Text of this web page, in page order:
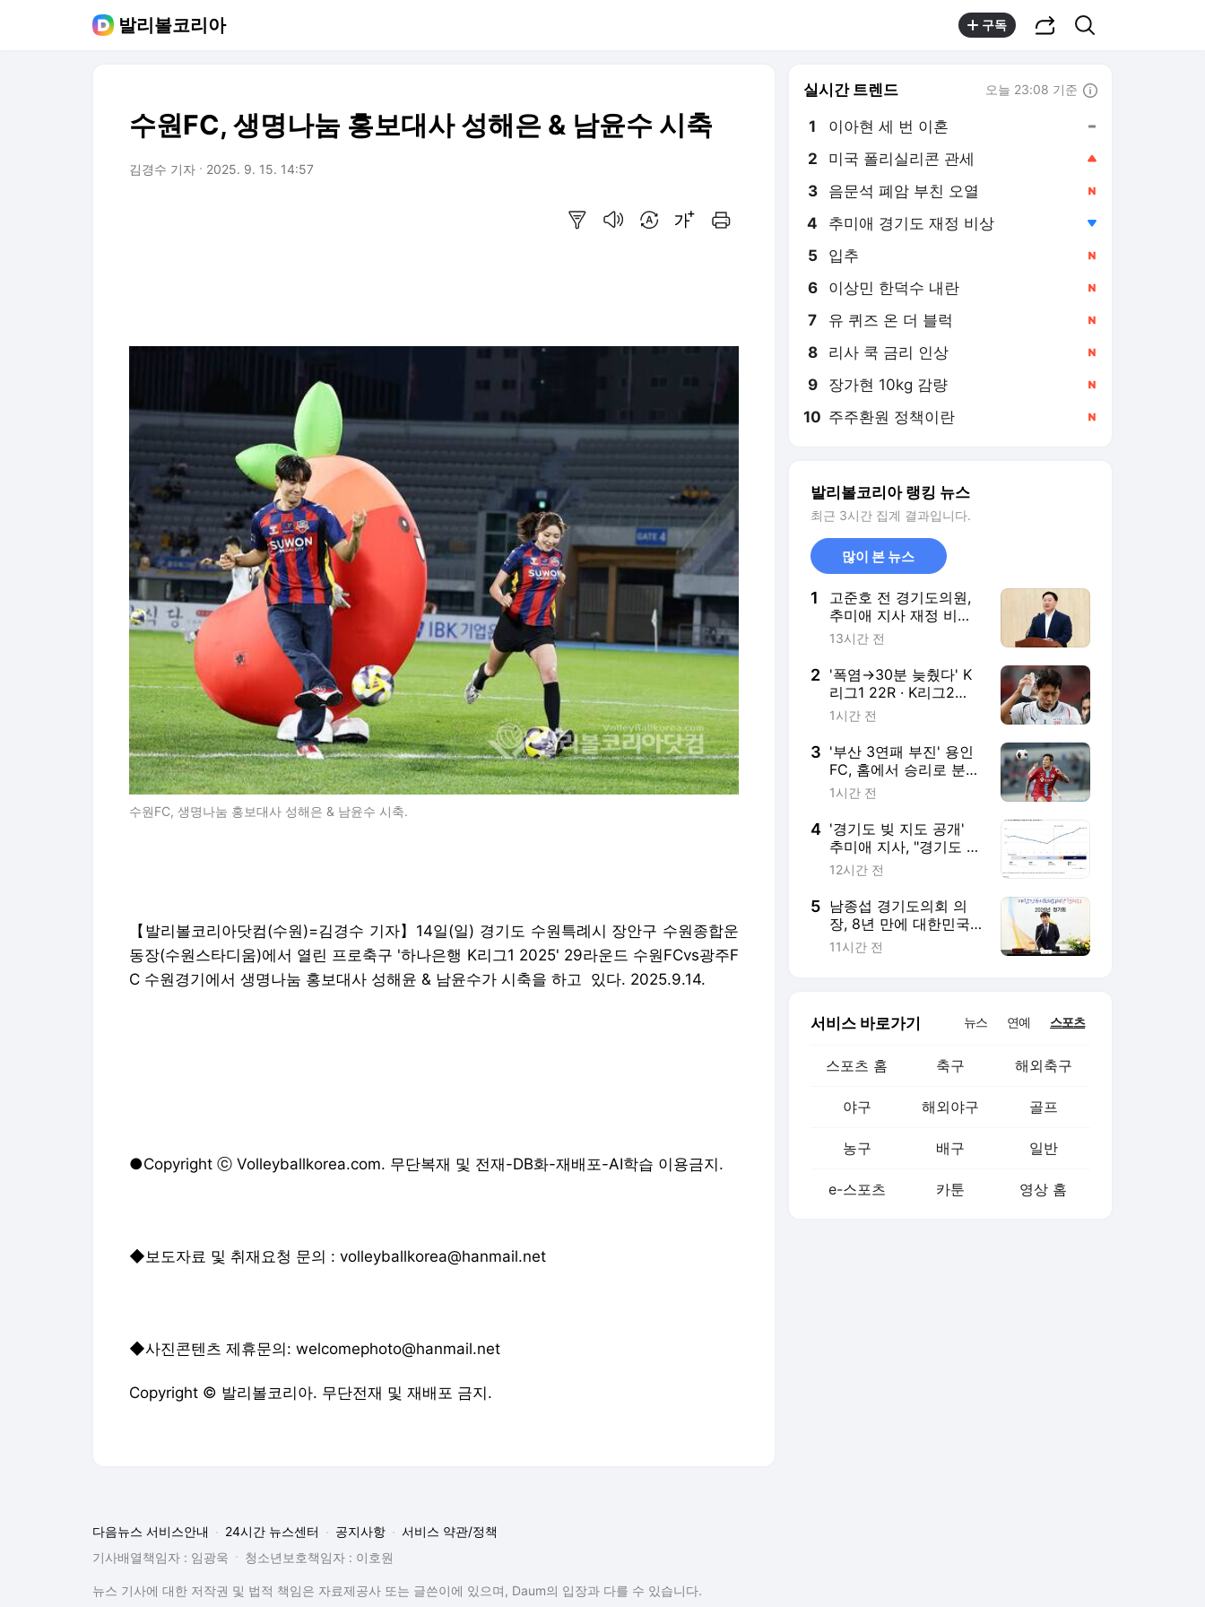
발리볼코리아 구독
수원FC, 생명나눔 홍보대사 성해은 & 남윤수 시축
김경수 기자 2025. 9. 15. 14:57
수원FC, 생명나눔 홍보대사 성해은 & 남윤수 시축.
【발리볼코리아닷컴(수원)=김경수 기자】14일(일) 경기도 수원특례시 장안구 수원종합운
동장(수원스타디움)에서 열린 프로축구 '하나은행 K리그1 2025' 29라운드 수원FCvs광주F
C 수원경기에서 생명나눔 홍보대사 성해윤 & 남윤수가 시축을 하고 있다. 2025.9.14.
●Copyright ⓒ Volleyballkorea.com. 무단복재 및 전재-DB화-재배포-AI학습 이용금지.
◆보도자료 및 취재요청 문의 : volleyballkorea@hanmail.net
◆사진콘텐츠 제휴문의: welcomephoto@hanmail.net
Copyright © 발리볼코리아. 무단전재 및 재배포 금지.
실시간 트렌드 오늘 23:08 기준
1 이아현 세 번 이혼
2 미국 폴리실리콘 관세
3 음문석 폐암 부친 오열
4 추미애 경기도 재정 비상
5 입추
6 이상민 한덕수 내란
7 유 퀴즈 온 더 블럭
8 리사 쿡 금리 인상
9 장가현 10kg 감량
10 주주환원 정책이란
발리볼코리아 랭킹 뉴스
최근 3시간 집계 결과입니다.
많이 본 뉴스
1
고준호 전 경기도의원,
추미애 지사 재정 비상
선언에 "민선 7기· 8기
하라"
13시간 전
2 '폭염→30분 늦췄다' K
리그1 22R · K리그2
21R, 전국 13개 구장서
1시간 전
3 '부산 3연패 부진' 용인
FC, 홈에서 승리로 분위
기 반전 노린다
1시간 전
4 '경기도 빚 지도 공개'
추미애 지사, "경기도 재
정 비상 상황" 선언...반
의원
12시간 전
5 남종섭 경기도의회 의
장, 8년 만에 대한민국
시도의회의장협의회 이
11시간 전
서비스 바로가기 뉴스 연예 스포츠
스포츠 홈 축구 해외축구
야구 해외야구 골프
농구 배구 일반
e-스포츠 카툰 영상 홈
다음뉴스 서비스안내 24시간 뉴스센터 공지사항
서비스 약관/정책
기사배열책임자 : 임광욱
청소년보호책임자 : 이호원
뉴스 기사에 대한 저작권 및 법적 책임은 자료제공사 또는 글쓴이에 있으며, Daum의 입장과 다를 수 있습니다.